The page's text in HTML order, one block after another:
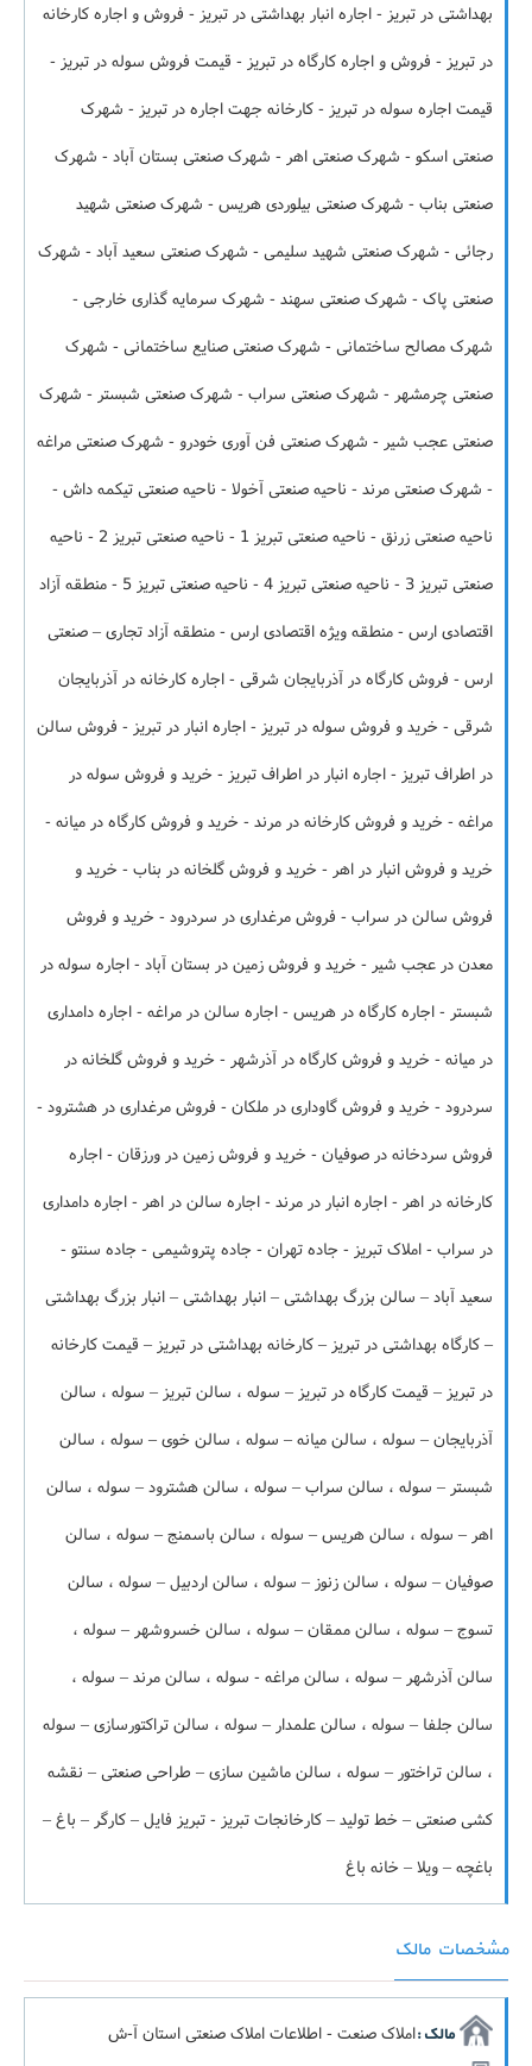
بهداشتی در تبریز - اجاره انبار بهداشتی در تبریز - فروش و اجاره کارخانه
در تبریز - فروش و اجاره کارگاه در تبریز - قیمت فروش سوله در تبریز -
قیمت اجاره سوله در تبریز - کارخانه جهت اجاره در تبریز - شهرک
صنعتی اسکو - شهرک صنعتی اهر - شهرک صنعتی بستان آباد - شهرک
صنعتی بناب - شهرک صنعتی بیلوردی هریس - شهرک صنعتی شهید
رجائی - شهرک صنعتی شهید سلیمی - شهرک صنعتی سعید آباد - شهرک
صنعتی پاک - شهرک صنعتی سهند - شهرک سرمایه گذاری خارجی -
شهرک مصالح ساختمانی - شهرک صنعتی صنایع ساختمانی - شهرک
صنعتی چرمشهر - شهرک صنعتی سراب - شهرک صنعتی شبستر - شهرک
صنعتی عجب شیر - شهرک صنعتی فن آوری خودرو - شهرک صنعتی مراغه
- شهرک صنعتی مرند - ناحیه صنعتی آخولا - ناحیه صنعتی تیکمه داش -
ناحیه صنعتی زرنق - ناحیه صنعتی تبریز 1 - ناحیه صنعتی تبریز 2 - ناحیه
صنعتی تبریز 3 - ناحیه صنعتی تبریز 4 - ناحیه صنعتی تبریز 5 - منطقه آزاد
اقتصادی ارس - منطقه ویژه اقتصادی ارس - منطقه آزاد تجاری – صنعتی
ارس - فروش کارگاه در آذربایجان شرقی - اجاره کارخانه در آذربایجان
شرقی - خرید و فروش سوله در تبریز - اجاره انبار در تبریز - فروش سالن
در اطراف تبریز - اجاره انبار در اطراف تبریز - خرید و فروش سوله در
مراغه - خرید و فروش کارخانه در مرند - خرید و فروش کارگاه در میانه -
خرید و فروش انبار در اهر - خرید و فروش گلخانه در بناب - خرید و
فروش سالن در سراب - فروش مرغداری در سردرود - خرید و فروش
معدن در عجب شیر - خرید و فروش زمین در بستان آباد - اجاره سوله در
شبستر - اجاره کارگاه در هریس - اجاره سالن در مراغه - اجاره دامداری
در میانه - خرید و فروش کارگاه در آذرشهر - خرید و فروش گلخانه در
سردرود - خرید و فروش گاوداری در ملکان - فروش مرغداری در هشترود -
فروش سردخانه در صوفیان - خرید و فروش زمین در ورزقان - اجاره
کارخانه در اهر - اجاره انبار در مرند - اجاره سالن در اهر - اجاره دامداری
در سراب - املاک تبریز - جاده تهران - جاده پتروشیمی - جاده سنتو -
سعید آباد – سالن بزرگ بهداشتی – انبار بهداشتی – انبار بزرگ بهداشتی
– کارگاه بهداشتی در تبریز – کارخانه بهداشتی در تبریز – قیمت کارخانه
در تبریز – قیمت کارگاه در تبریز – سوله ، سالن تبریز – سوله ، سالن
آذربایجان – سوله ، سالن میانه – سوله ، سالن خوی – سوله ، سالن
شبستر – سوله ، سالن سراب – سوله ، سالن هشترود – سوله ، سالن
اهر – سوله ، سالن هریس – سوله ، سالن باسمنج – سوله ، سالن
صوفیان – سوله ، سالن زنوز – سوله ، سالن اردبیل – سوله ، سالن
تسوج – سوله ، سالن ممقان – سوله ، سالن خسروشهر – سوله ،
سالن آذرشهر – سوله ، سالن مراغه - سوله ، سالن مرند – سوله ،
سالن جلفا – سوله ، سالن علمدار – سوله ، سالن تراکتورسازی – سوله
، سالن تراختور – سوله ، سالن ماشین سازی – طراحی صنعتی – نقشه
کشی صنعتی – خط تولید – کارخانجات تبریز - تبریز فایل – کارگر – باغ –
باغچه – ویلا – خانه باغ
مشخصات مالک
مالک :املاک صنعت - اطلاعات املاک صنعتی استان آ-ش